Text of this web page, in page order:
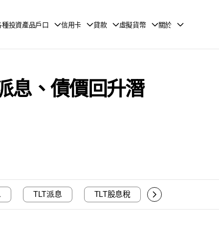
種投資產品戶口 信用卡 貸款 虛擬貨幣 關於
息、債價回升潛
TLT派息 TLT股息稅